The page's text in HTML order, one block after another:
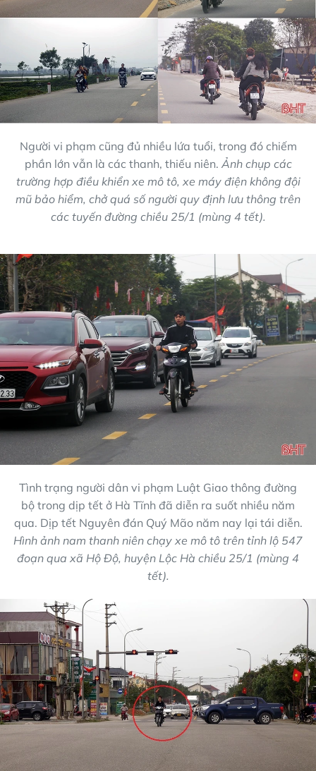
Người vi phạm cũng đủ nhiều lứa tuổi, trong đó chiếm
phần lớn vẫn là các thanh, thiếu niên. Ảnh chụp các
trường hợp điều khiển xe mô tô, xe máy điện không đội
mũ bảo hiểm, chở quá số người quy định lưu thông trên
các tuyến đường chiều 25/1 (mùng 4 tết).
Tình trạng người dân vi phạm Luật Giao thông đường
bộ trong dịp tết ở Hà Tĩnh đã diễn ra suốt nhiều năm
qua. Dịp tết Nguyên đán Quý Mão năm nay lại tái diễn.
Hình ảnh nam thanh niên chạy xe mô tô trên tỉnh lộ 547
đoạn qua xã Hộ Độ, huyện Lộc Hà chiều 25/1 (mùng 4
tết).